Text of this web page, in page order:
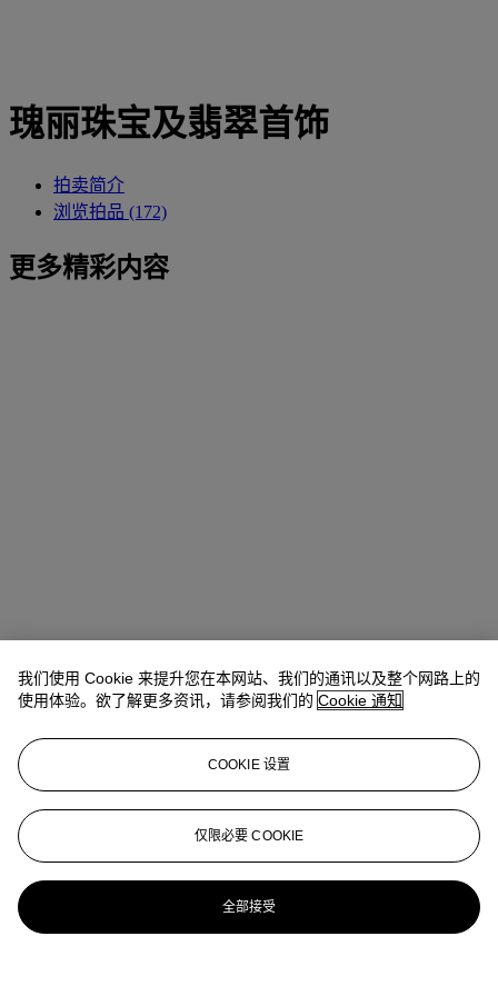
瑰丽珠宝及翡翠首饰
拍卖简介
浏览拍品 (172)
更多精彩内容
我们使用 Cookie 来提升您在本网站、我们的通讯以及整个网路上的
使用体验。欲了解更多资讯，请参阅我们的 Cookie 通知
COOKIE 设置
仅限必要 COOKIE
全部接受